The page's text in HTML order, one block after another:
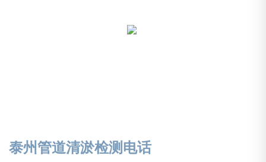
泰州管道清淤检测电话